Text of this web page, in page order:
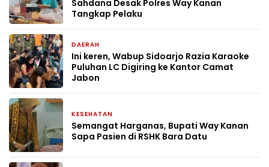
Sahdana Desak Polres Way Kanan
Tangkap Pelaku
DAERAH
Ini keren, Wabup Sidoarjo Razia Karaoke
Puluhan LC Digiring ke Kantor Camat
Jabon
KESEHATAN
Semangat Harganas, Bupati Way Kanan
Sapa Pasien di RSHK Bara Datu